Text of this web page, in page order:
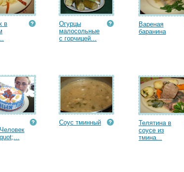
в
Огурцы
малосольные
с горчицей...
Вареная
баранина
Соус тминный
Телятина в
соусе из
тмина...